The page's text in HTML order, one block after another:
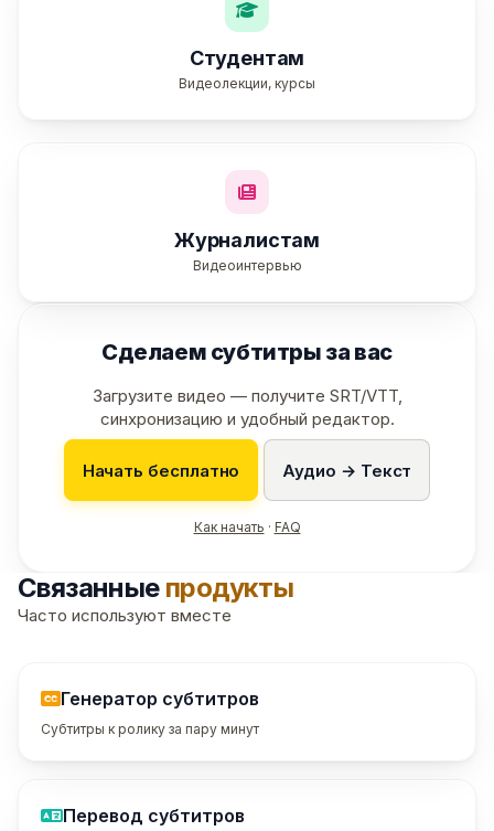
Студентам
Видеолекции, курсы
Журналистам
Видеоинтервью
Сделаем субтитры за вас
Загрузите видео — получите SRT/VTT,
синхронизацию и удобный редактор.
Начать бесплатно Аудио → Текст
Как начать · FAQ
Связанные продукты
Часто используют вместе
Генератор субтитров
Субтитры к ролику за пару минут
Перевод субтитров